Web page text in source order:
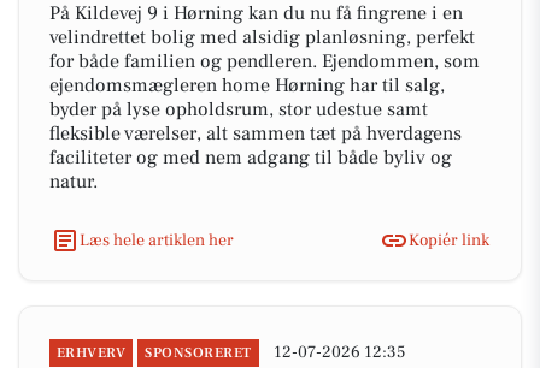
På Kildevej 9 i Hørning kan du nu få fingrene i en
velindrettet bolig med alsidig planløsning, perfekt
for både familien og pendleren. Ejendommen, som
ejendomsmægleren home Hørning har til salg,
byder på lyse opholdsrum, stor udestue samt
fleksible værelser, alt sammen tæt på hverdagens
faciliteter og med nem adgang til både byliv og
natur.
Læs hele artiklen her Kopiér link
ERHVERV SPONSORERET 12-07-2026 12:35